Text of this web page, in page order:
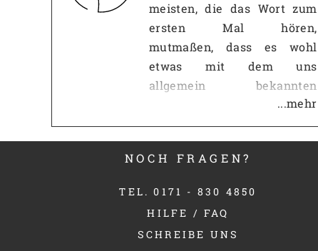
meisten, die das Wort zum
ersten Mal hören,
mutmaßen, dass es wohl
etwas mit dem uns
allgemein bekannten
Recycling zu tun haben
muss. Diese Vermutung ist
erst einmal richtig: Wie beim
Recycling, geht es beim
einfach wegzuwerfen,
sondern clever
...mehr
NOCH FRAGEN?
TEL. 0171 - 830 4850
HILFE / FAQ
SCHREIBE UNS